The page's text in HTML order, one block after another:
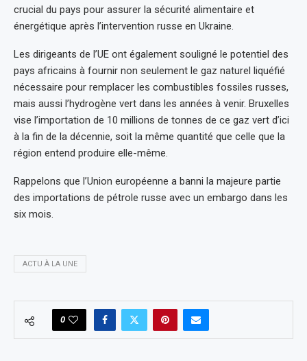
crucial du pays pour assurer la sécurité alimentaire et
énergétique après l’intervention russe en Ukraine.
Les dirigeants de l’UE ont également souligné le potentiel des
pays africains à fournir non seulement le gaz naturel liquéfié
nécessaire pour remplacer les combustibles fossiles russes,
mais aussi l’hydrogène vert dans les années à venir. Bruxelles
vise l’importation de 10 millions de tonnes de ce gaz vert d’ici
à la fin de la décennie, soit la même quantité que celle que la
région entend produire elle-même.
Rappelons que l’Union européenne a banni la majeure partie
des importations de pétrole russe avec un embargo dans les
six mois.
ACTU À LA UNE
0